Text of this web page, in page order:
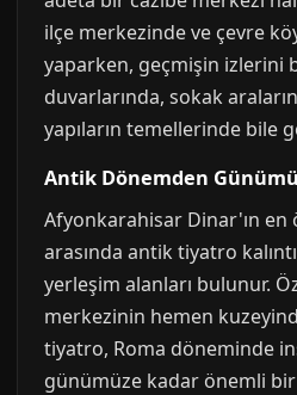
ilçe merkezinde ve çevre
yaparken, geçmişin izlerini
duvarlarında, sokak
yapıların temellerinde bile
Antik Dönemden
Afyonkarahisar Dinar'ın en
arasında antik tiyatro
yerleşim alanları bulunur.
merkezinin hemen
tiyatro, Roma döneminde
günümüze kadar önemli bir